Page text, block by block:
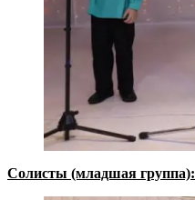
Солисты (младшая группа):